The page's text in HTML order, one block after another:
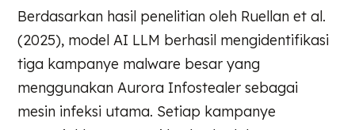
Berdasarkan hasil penelitian oleh Ruellan et al.
(2025), model AI LLM berhasil mengidentifikasi
tiga kampanye malware besar yang
menggunakan Aurora Infostealer sebagai
mesin infeksi utama. Setiap kampanye